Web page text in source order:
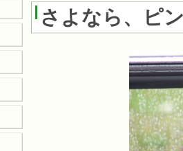
さよなら、ピ